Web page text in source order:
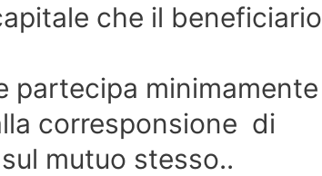
che il beneficiario
partecipa minimamente
corresponsione di
mutuo stesso..